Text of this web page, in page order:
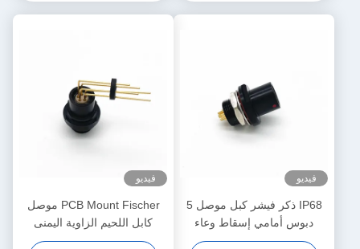
فيديو
IP68 ذكر فيشر كبل موصل 5
دبوس أمامي إسقاط وعاء
فيديو
PCB Mount Fischer موصل
كابل اللحيم الزاوية اليمنى
للوحة الحقيقية